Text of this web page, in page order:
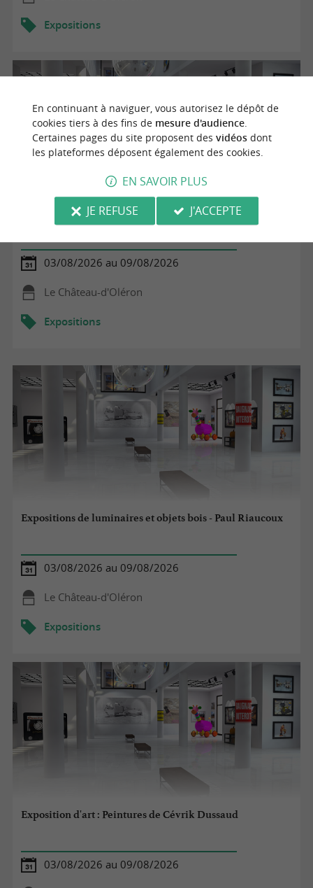
Expositions
Exposition de jeux et décorations en bois - Willy
Dessessarts
03/08/2026 au 09/08/2026
Le Château-d'Oléron
Expositions
Expositions de luminaires et objets bois - Paul Riaucoux
03/08/2026 au 09/08/2026
Le Château-d'Oléron
Expositions
Exposition d'art : Peintures de Cévrik Dussaud
03/08/2026 au 09/08/2026
En continuant à naviguer, vous autorisez le dépôt de
cookies tiers à des fins de mesure d'audience.
Certaines pages du site proposent des vidéosdont
les plateformes déposent également des cookies.
EN SAVOIR PLUS
JE REFUSE
J'ACCEPTE